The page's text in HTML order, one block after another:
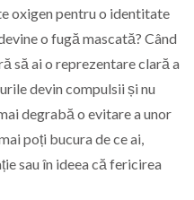
oxigen pentru o identitate
o fugă mascată? Când
să ai o reprezentare clară a
devin compulsii și nu
degrabă o evitare a unor
poți bucura de ce ai,
sau în ideea că fericirea